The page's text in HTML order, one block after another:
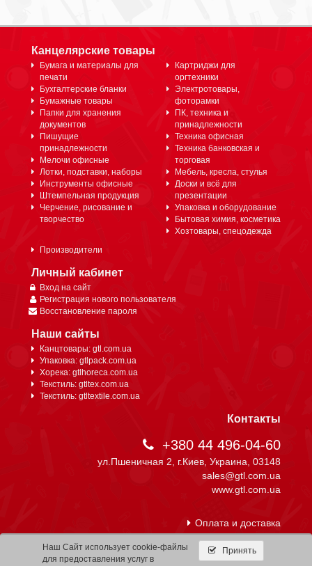
Канцелярские товары
Бумага и материалы для
печати
Бухгалтерские бланки
Бумажные товары
Папки для хранения
документов
Пишущие
принадлежности
Мелочи офисные
Лотки, подставки, наборы
Инструменты офисные
Штемпельная продукция
Черчение, рисование и
творчество
Картриджи для
оргтехники
Электротовары,
фоторамки
ПК, техника и
принадлежности
Техника офисная
Техника банковская и
торговая
Мебель, кресла, стулья
Доски и всё для
презентации
Упаковка и оборудование
Бытовая химия, косметика
Хозтовары, спецодежда
Производители
Личный кабинет
Вход на сайт
Регистрация нового пользователя
Восстановление пароля
Наши сайты
Канцтовары: gtl.com.ua
Упаковка: gtlpack.com.ua
Хорека: gtlhoreca.com.ua
Текстиль: gtltex.com.ua
Текстиль: gtltextile.com.ua
Контакты
+380 44 496-04-60
ул.Пшеничная 2, г.Киев, Украина, 03148
sales@gtl.com.ua
www.gtl.com.ua
Оплата и доставка
Принять
Наш Сайт использует cookie-файлы
для предоставления услуг в